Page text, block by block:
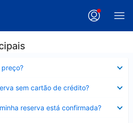
sem cartão de crédito?
reserva está confirmada?